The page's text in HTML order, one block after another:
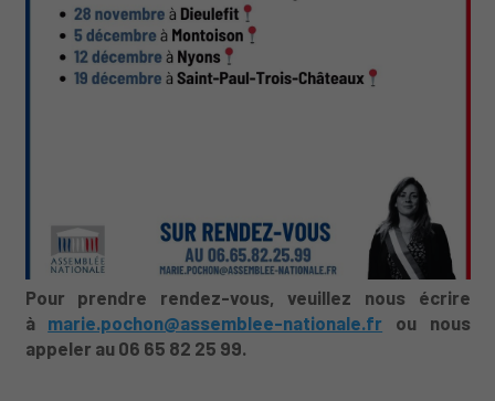
Pour prendre rendez-vous, veuillez nous écrire
à marie.pochon@assemblee-nationale.fr ou nous
appeler au 06 65 82 25 99.